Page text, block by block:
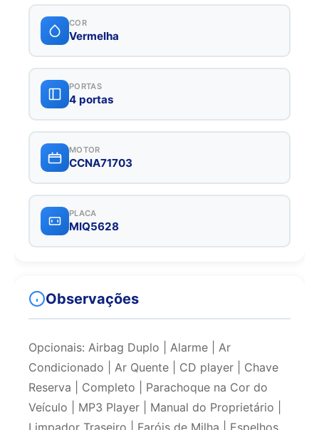
COR
Vermelha
PORTAS
4 portas
MOTOR
CCNA71703
PLACA
MIQ5628
Observações
Opcionais: Airbag Duplo | Alarme | Ar
Condicionado | Ar Quente | CD player | Chave
Reserva | Completo | Parachoque na Cor do
Veículo | MP3 Player | Manual do Proprietário |
Limpador Traseiro | Faróis de Milha | Espelhos